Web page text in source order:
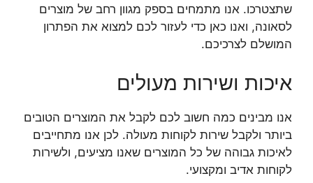
שתצטרכו. אנו מתמחים בספק מגוון רחב של מוצרים
לסאונה, ואנו כאן כדי לעזור לכם למצוא את הפתרון
המושלם לצרכיכם.
איכות ושירות מעולים
אנו מבינים כמה חשוב לכם לקבל את המוצרים הטובים
ביותר ולקבל שירות לקוחות מעולה. לכן אנו מתחייבים
לאיכות גבוהה של כל המוצרים שאנו מציעים, ולשירות
לקוחות אדיב ומקצועי.